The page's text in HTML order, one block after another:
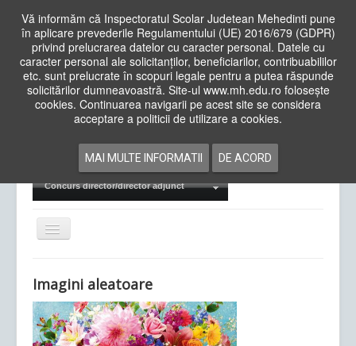
Vă informăm că Inspectoratul Scolar Judetean Mehedinti pune
în aplicare prevederile Regulamentului (UE) 2016/679 (GDPR)
privind prelucrarea datelor cu caracter personal. Datele cu
caracter personal ale solicitanților, beneficiarilor, contribuabililor
etc. sunt prelucrate în scopuri legale pentru a putea răspunde
solicitărilor dumneavoastră. Site-ul www.mh.edu.ro folosește
cookies. Continuarea navigarii pe acest site se considera
acceptare a politicii de utilizare a cookies.
MAI MULTE INFORMATII DE ACORD
Cauta
in
siteAcasa Cadre Didactice
Examene Naționale
Concurs director/director adjunct
Comută
navigarea
Imagini aleatoare